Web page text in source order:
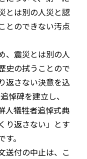
とは別の人災と認
とのできない汚点
、震災とは別の人
史の拭うことので
返さない決意を込
悼碑を建立し、
人犠牲者追悼式典
り返さない」とす
。
送付の中止は、こ